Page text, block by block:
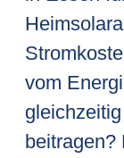
vom
beitragen?